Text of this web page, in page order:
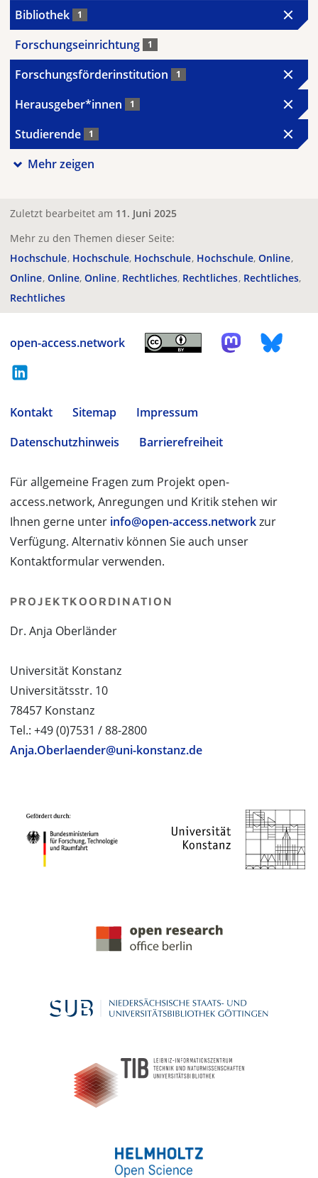
Bibliothek 1
Forschungseinrichtung 1
Forschungsförderinstitution 1
Herausgeber*innen 1
Studierende 1
Mehr zeigen
Zuletzt bearbeitet am 11. Juni 2025
Mehr zu den Themen dieser Seite:
Hochschule Hochschule Hochschule Hochschule Online
Online Online Online Rechtliches Rechtliches Rechtliches
Rechtliches
open-access.network
Kontakt Sitemap
Impressum
Datenschutzhinweis
Barrierefreiheit
Für allgemeine Fragen zum Projekt open-
access.network, Anregungen und Kritik stehen wir
Ihnen gerne unter info@open-access.networkzur
Verfügung. Alternativ können Sie auch unser
Kontaktformular verwenden.
PROJEKTKOORDINATION
Dr. Anja Oberländer
Universität Konstanz
Universitätsstr. 10
78457 Konstanz
Tel.: +49 (0)7531 / 88-2800
Anja.Oberlaender@uni-konstanz.de